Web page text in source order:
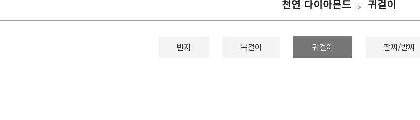
천연 다이아몬드 > 귀걸이
반지 목걸이 귀걸이 팔찌/발찌